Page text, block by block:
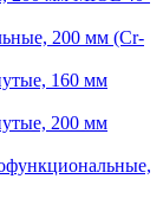
200 мм (Cr-
160 мм
200 мм